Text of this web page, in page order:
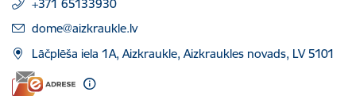
+371 65133930
E-pasts:
dome@aizkraukle.lv
Lāčplēša iela 1A, Aizkraukle, Aizkraukles novads, LV 5101